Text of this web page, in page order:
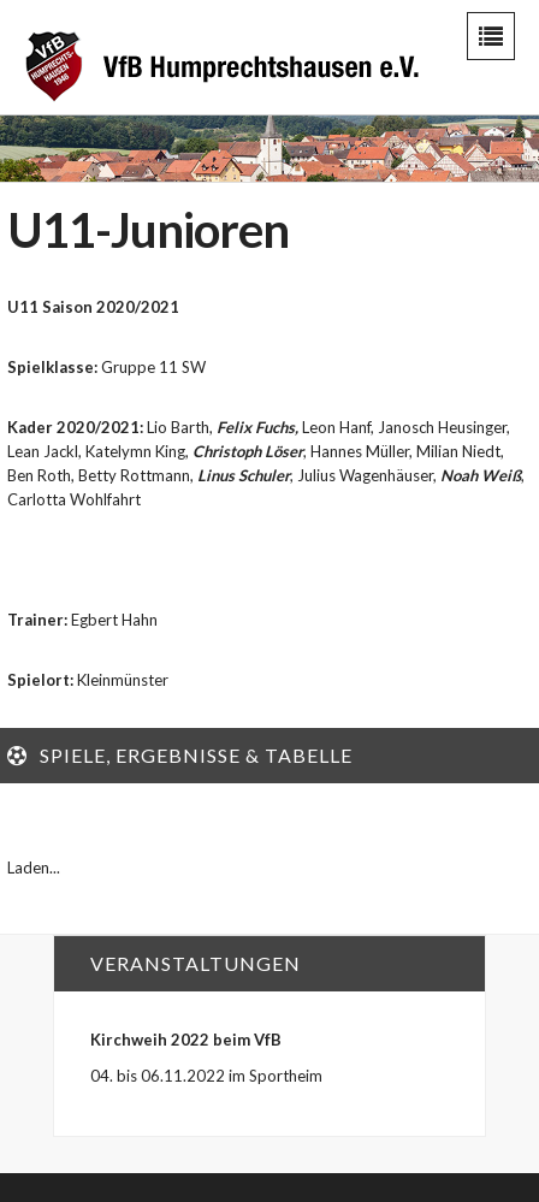
U11-Junioren
U11 Saison 2020/2021
Spielklasse:Gruppe 11 SW
Kader 2020/2021:Lio Barth, Felix Fuchs,Leon Hanf, Janosch Heusinger,
Lean Jackl, Katelymn King, Christoph Löser, Hannes Müller, Milian Niedt,
Ben Roth, Betty Rottmann, Linus Schuler, Julius Wagenhäuser, Noah Weiß,
Carlotta Wohlfahrt
Trainer:Egbert Hahn
Spielort:Kleinmünster
SPIELE, ERGEBNISSE & TABELLE
Laden...
VERANSTALTUNGEN
Kirchweih 2022 beim VfB
04. bis 06.11.2022 im Sportheim